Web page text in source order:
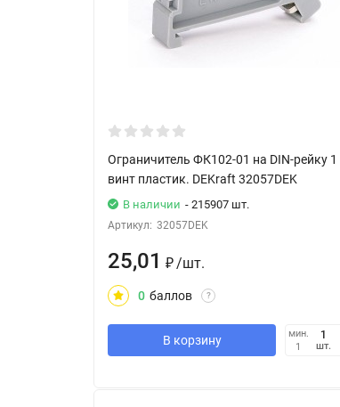
Ограничитель ФК102-01 на DIN-рейку 1
винт пластик. DEKraft 32057DEK
В наличии - 215907 шт.
Артикул: 32057DEK
25,01 ₽ /шт.
0 баллов ?
В корзину
мин.
1
шт.